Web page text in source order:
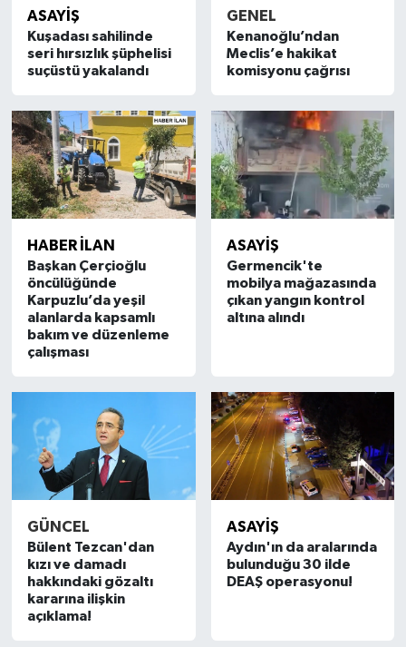
ASAYİŞ
Kuşadası sahilinde
seri hırsızlık şüphelisi
suçüstü yakalandı
GENEL
Kenanoğlu’ndan
Meclis’e hakikat
komisyonu çağrısı
HABER İLAN
Başkan Çerçioğlu
öncülüğünde
Karpuzlu’da yeşil
alanlarda kapsamlı
bakım ve düzenleme
çalışması
ASAYİŞ
Germencik'te
mobilya mağazasında
çıkan yangın kontrol
altına alındı
GÜNCEL
Bülent Tezcan'dan
kızı ve damadı
hakkındaki gözaltı
kararına ilişkin
açıklama!
ASAYİŞ
Aydın'ın da aralarında
bulunduğu 30 ilde
DEAŞ operasyonu!
MAGAZİN
ÖZEL HABER
SAĞLIK
ŞİRKET HABERLERİ
SİYASET
SPOR
TEKNOLOJİ
YAŞAM
AFYON
AFYONKARAHİSAR
AYDIN
DENİZLİ